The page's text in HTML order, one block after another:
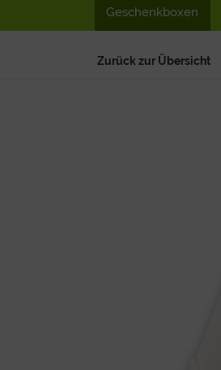
Geschenkboxen
Zurück zur Übersicht